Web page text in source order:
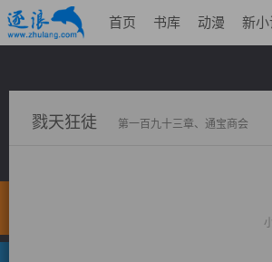
首页 书库 动漫 新小
戮天狂徒 第一百九十三章、通宝商会